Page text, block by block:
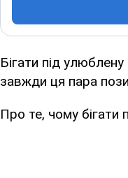
Бігати під
завжди ця пара
Про те, чому